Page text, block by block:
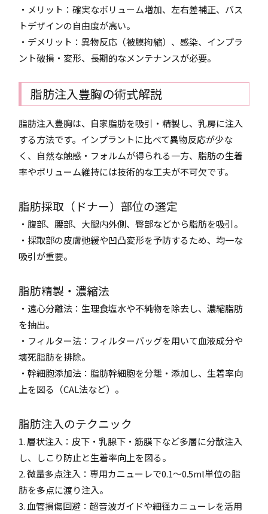
・メリット：確実なボリューム増加、左右差補正、バス
トデザインの自由度が高い。
・デメリット：異物反応（被膜拘縮）、感染、インプラ
ント破損・変形、長期的なメンテナンスが必要。
脂肪注入豊胸の術式解説
脂肪注入豊胸は、自家脂肪を吸引・精製し、乳房に注入
する方法です。インプラントに比べて異物反応が少な
く、自然な触感・フォルムが得られる一方、脂肪の生着
率やボリューム維持には技術的な工夫が不可欠です。
脂肪採取（ドナー）部位の選定
・腹部、腰部、大腿内外側、臀部などから脂肪を吸引。
・採取部の皮膚弛緩や凹凸変形を予防するため、均一な
吸引が重要。
脂肪精製・濃縮法
・遠心分離法：生理食塩水や不純物を除去し、濃縮脂肪
を抽出。
・フィルター法：フィルターバッグを用いて血液成分や
壊死脂肪を排除。
・幹細胞添加法：脂肪幹細胞を分離・添加し、生着率向
上を図る（CAL法など）。
脂肪注入のテクニック
1. 層状注入：皮下・乳腺下・筋膜下など多層に分散注入
し、しこり防止と生着率向上を図る。
2. 微量多点注入：専用カニューレで0.1～0.5ml単位の脂
肪を多点に渡り注入。
3. 血管損傷回避：超音波ガイドや細径カニューレを活用